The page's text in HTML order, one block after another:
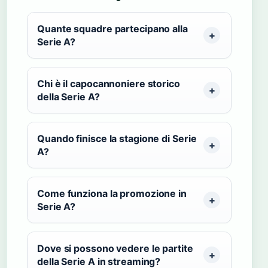
Quante squadre partecipano alla
Serie A?
Chi è il capocannoniere storico
della Serie A?
Quando finisce la stagione di Serie
A?
Come funziona la promozione in
Serie A?
Dove si possono vedere le partite
della Serie A in streaming?